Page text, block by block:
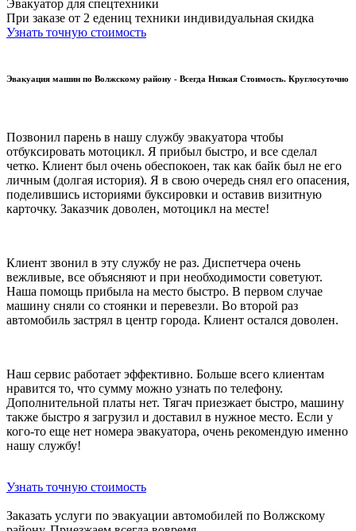
Эвакуатор для спецтехники
При заказе от 2 едениц техники индивидуальная скидка
Узнать точную стоимость
Эвакуация машин по Волжскому району - Всегда Низкая Стоимость. Круглосуточно
Позвонил парень в нашу службу эвакуатора чтобы
отбуксировать мотоцикл. Я прибыл быстро, и все сделал
четко. Клиент был очень обеспокоен, так как байк был не его
личным (долгая история). Я в свою очередь снял его опасения,
поделившись историями буксировки и оставив визитную
карточку. Заказчик доволен, мотоцикл на месте!
Клиент звонил в эту службу не раз. Диспетчера очень
вежливые, все объясняют и при необходимости советуют.
Наша помощь прибыла на место быстро. В первом случае
машину сняли со стоянки и перевезли. Во второй раз
автомобиль застрял в центр города. Клиент остался доволен.
Наш сервис работает эффективно. Больше всего клиентам
нравится то, что сумму можно узнать по телефону.
Дополнительной платы нет. Тягач приезжает быстро, машину
также быстро я загрузил и доставил в нужное место. Если у
кого-то еще нет номера эвакуатора, очень рекомендую именно
нашу службу!
Узнать точную стоимость
Заказать услуги по эвакуации автомобилей по Волжскому